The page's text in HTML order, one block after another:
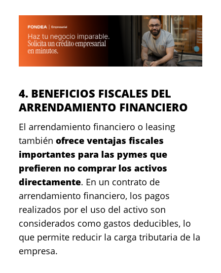
4. BENEFICIOS FISCALES DEL
ARRENDAMIENTO FINANCIERO
El arrendamiento financiero o leasing
también ofrece ventajas fiscales
importantes para las pymes que
prefieren no comprar los activos
directamente. En un contrato de
arrendamiento financiero, los pagos
realizados por el uso del activo son
considerados como gastos deducibles, lo
que permite reducir la carga tributaria de la
empresa.